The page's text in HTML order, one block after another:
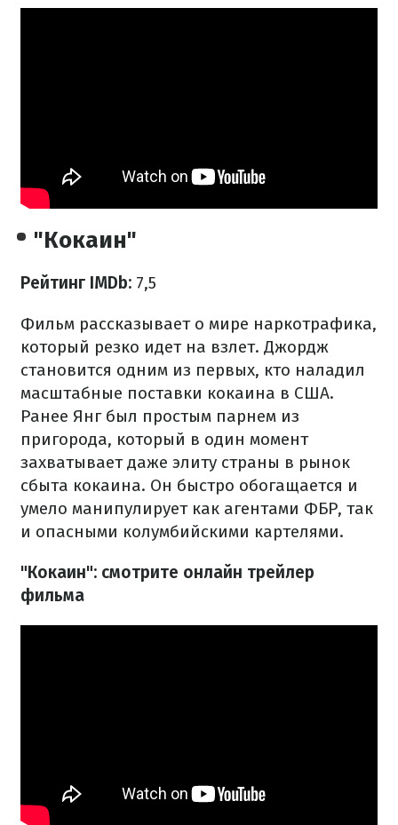
"Кокаин"
Рейтинг IMDb: 7,5
Фильм рассказывает о мире наркотрафика,
который резко идет на взлет. Джордж
становится одним из первых, кто наладил
масштабные поставки кокаина в США.
Ранее Янг был простым парнем из
пригорода, который в один момент
захватывает даже элиту страны в рынок
сбыта кокаина. Он быстро обогащается и
умело манипулирует как агентами ФБР, так
и опасными колумбийскими картелями.
"Кокаин": смотрите онлайн трейлер
фильма